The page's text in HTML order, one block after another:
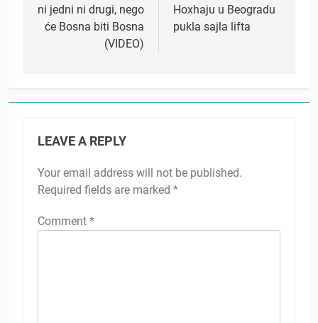
ni jedni ni drugi, nego
će Bosna biti Bosna
(VIDEO)
Hoxhaju u Beogradu
pukla sajla lifta
LEAVE A REPLY
Your email address will not be published.
Required fields are marked *
Comment *